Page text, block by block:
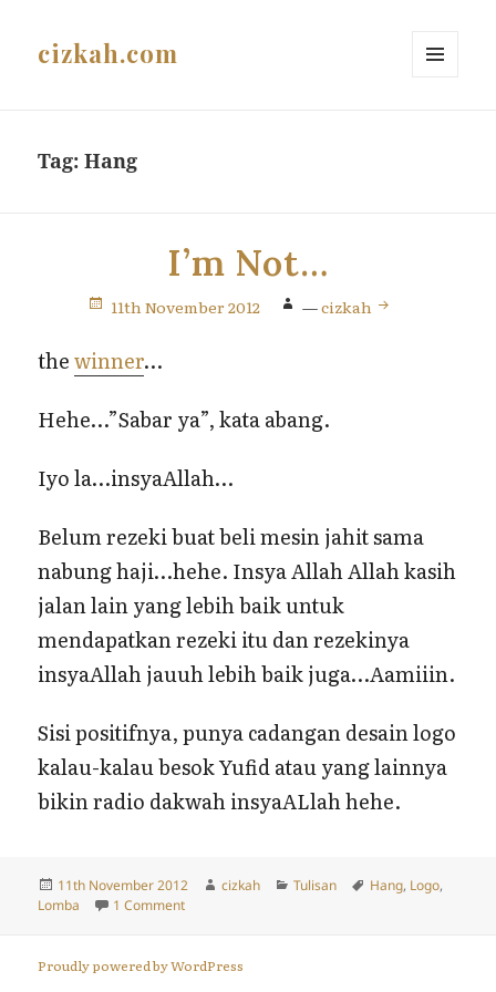
cizkah.com
Tag:Hang
I’m Not…
11th November 2012 —cizkah
thewinner…
Hehe…”Sabar ya”, kata abang.
Iyo la…insyaAllah…
Belum rezeki buat beli mesin jahit sama
nabung haji…hehe. Insya Allah Allah kasih
jalan lain yang lebih baik untuk
mendapatkan rezeki itu dan rezekinya
insyaAllah jauuh lebih baik juga…Aamiiin.
Sisi positifnya, punya cadangan desain logo
kalau-kalau besok Yufid atau yang lainnya
bikin radio dakwah insyaALlah hehe.
Posted
on
11th November 2012 Author
cizkah Categories
Tulisan Tags
Hang, Logo,
Lomba
1 Commenton I’m Not…
Proudly powered by WordPress